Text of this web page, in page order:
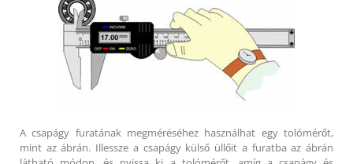
A csapágy furatának megméréséhez használhat egy tolómérőt,
mint az ábrán. Illessze a csapágy külső üllőit a furatba az ábrán